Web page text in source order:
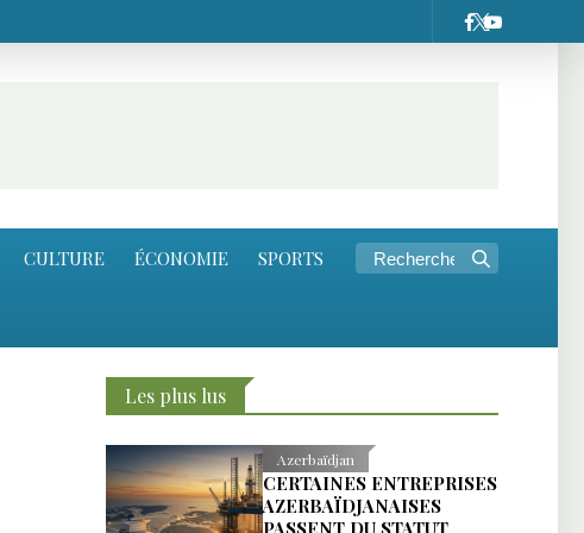
CULTURE ÉCONOMIE SPORTS
Les plus lus
Azerbaïdjan
CERTAINES ENTREPRISES
AZERBAÏDJANAISES